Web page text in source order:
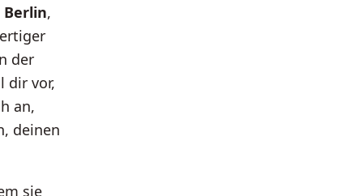
Berlin,
der
dir vor,
an,
deinen
sie